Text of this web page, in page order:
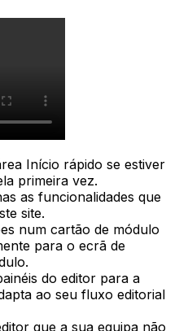
Início rápido se estiver
primeira vez.
as funcionalidades que
site.
num cartão de módulo
para o ecrã de
do editor para a
ao seu fluxo editorial
que a sua equipa não